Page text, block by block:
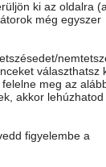
ki az oldalra
még egyszer
választhatsz
meg az
akkor lehúzhatod
figyelembe a